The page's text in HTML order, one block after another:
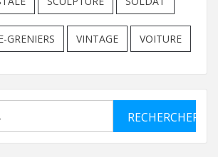
GRENIERS VINTAGE VOITURE